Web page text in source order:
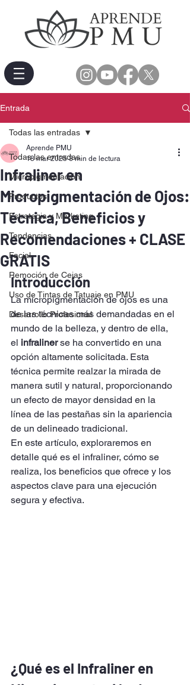
Entrada
Todas las entradas
Micropigmentación
Productos
Estrategia y Marketing
Tendencias
Facial
Remoción de Cejas
Uso de Tintas de Tatuaje en PMU
Desarrollo Profesional
Todas las entradas
Infraliner en
Micropigmentación de Ojos:
Técnica, Beneficios y
Recomendaciones + CLASE
GRATIS
Aprende PMU
18 mar 2025 3 min de lectura
Introducción
La micropigmentación de ojos es una
de las técnicas más demandadas en el
mundo de la belleza, y dentro de ella,
el infraliner se ha convertido en una
opción altamente solicitada. Esta
técnica permite realzar la mirada de
manera sutil y natural, proporcionando
un efecto de mayor densidad en la
línea de las pestañas sin la apariencia
de un delineado tradicional.
En este artículo, exploraremos en
detalle qué es el infraliner, cómo se
realiza, los beneficios que ofrece y los
aspectos clave para una ejecución
segura y efectiva.
¿Qué es el Infraliner en